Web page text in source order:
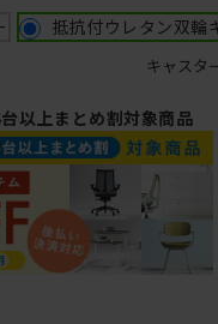
抵抗付ウレタン双輪
キャスタ
以上まとめ割対象商品